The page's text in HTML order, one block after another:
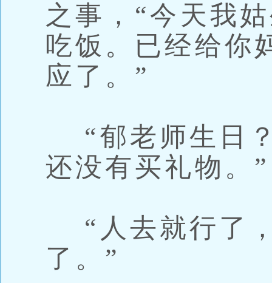
之事，“今天我
吃饭。已经给你
应了。”
“郁老师生日
还没有买礼物。”
“人去就行了
了。”